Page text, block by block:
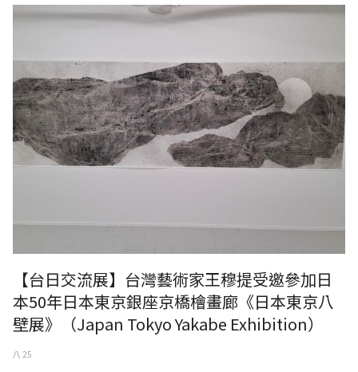
【徵集藝術家】《日本東京八壁展》（Japan Tokyo Yakabe Exhibition）
【台日交流展】台灣藝術家王穆提受邀參加日
本50年日本東京銀座京橋檜畫廊《日本東京八
壁展》（Japan Tokyo Yakabe Exhibition）
八 25